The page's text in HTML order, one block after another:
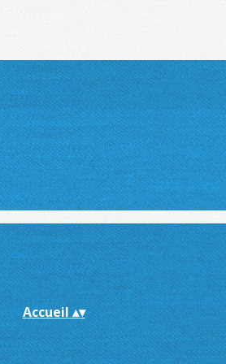
Accueil▴▾